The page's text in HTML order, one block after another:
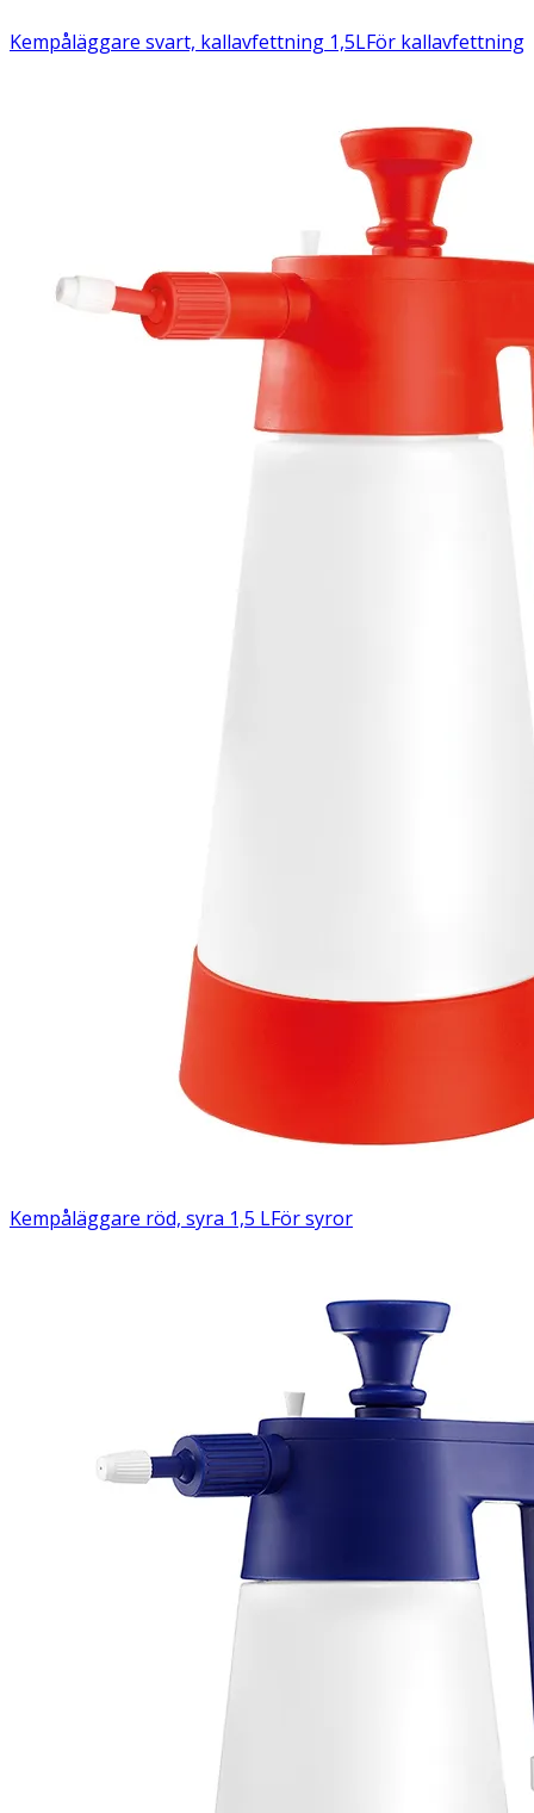
Kempåläggare svart, kallavfettning 1,5LFör kallavfettning
Kempåläggare röd, syra 1,5 LFör syror